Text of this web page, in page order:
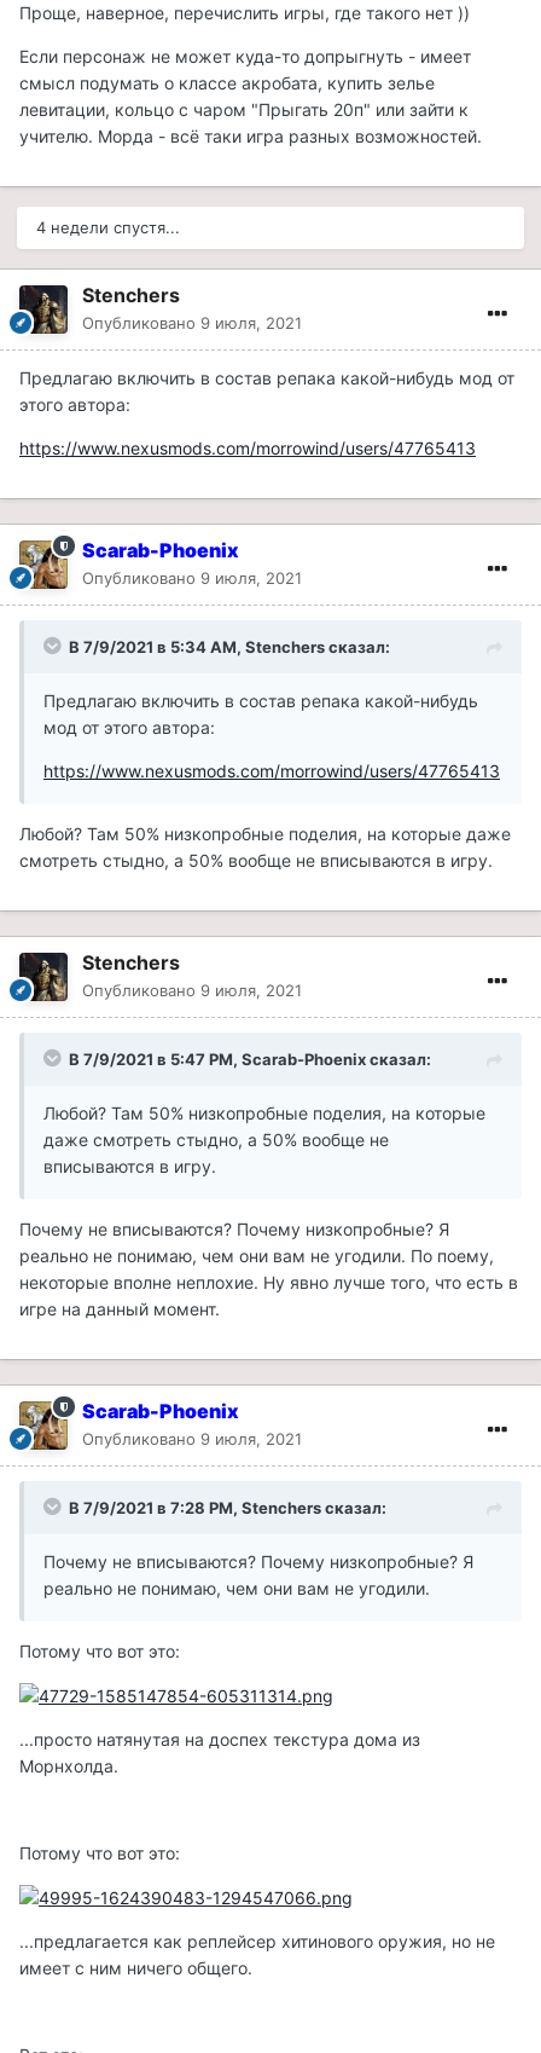
Проще, наверное, перечислить игры, где такого нет ))
Если персонаж не может куда-то допрыгнуть - имеет
смысл подумать о классе акробата, купить зелье
левитации, кольцо с чаром "Прыгать 20п" или зайти к
учителю. Морда - всё таки игра разных возможностей.
4 недели спустя...
Stenchers
Опубликовано 9 июля, 2021
Предлагаю включить в состав репака какой-нибудь мод от
этого автора:
https://www.nexusmods.com/morrowind/users/47765413
Scarab-Phoenix
Опубликовано 9 июля, 2021
В 7/9/2021 в 5:34 AM, Stenchers сказал:
Предлагаю включить в состав репака какой-нибудь
мод от этого автора:
https://www.nexusmods.com/morrowind/users/47765413
Любой? Там 50% низкопробные поделия, на которые даже
смотреть стыдно, а 50% вообще не вписываются в игру.
Stenchers
Опубликовано 9 июля, 2021
В 7/9/2021 в 5:47 PM, Scarab-Phoenix сказал:
Любой? Там 50% низкопробные поделия, на которые
даже смотреть стыдно, а 50% вообще не
вписываются в игру.
Почему не вписываются? Почему низкопробные? Я
реально не понимаю, чем они вам не угодили. По поему,
некоторые вполне неплохие. Ну явно лучше того, что есть в
игре на данный момент.
Scarab-Phoenix
Опубликовано 9 июля, 2021
В 7/9/2021 в 7:28 PM, Stenchers сказал:
Почему не вписываются? Почему низкопробные? Я
реально не понимаю, чем они вам не угодили.
Потому что вот это:
...просто натянутая на доспех текстура дома из
Морнхолда.
Потому что вот это:
...предлагается как реплейсер хитинового оружия, но не
имеет с ним ничего общего.